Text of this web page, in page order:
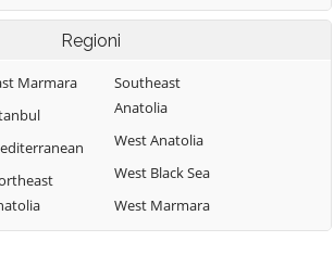
Regioni
Marmara
Southeast
Anatolia
West Anatolia
West Black Sea
West Marmara